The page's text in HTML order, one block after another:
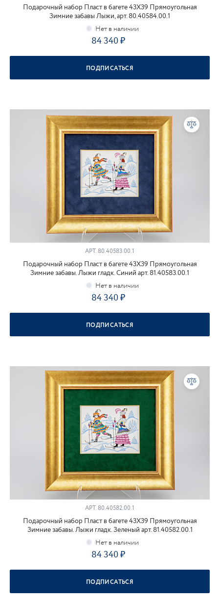
Подарочный набор Пласт в багете 43Х39 Прямоугольная
Зимние забавы Лыжи, арт. 80.40584.00.1
84 340
ПОДПИСАТЬСЯ
АРТ. 80.40583.00.1
Подарочный набор Пласт в багете 43Х39 Прямоугольная
Зимние забавы. Лыжи гладк. Синий арт. 81.40583.00.1
84 340
ПОДПИСАТЬСЯ
АРТ. 80.40582.00.1
Подарочный набор Пласт в багете 43Х39 Прямоугольная
Зимние забавы. Лыжи гладк. Зеленый арт. 81.40582.00.1
84 340
ПОДПИСАТЬСЯ